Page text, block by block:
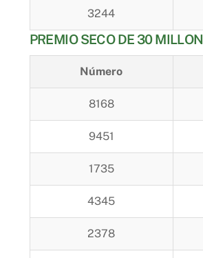
3244
PREMIO SECO DE 30
Número
8168
9451
1735
4345
2378